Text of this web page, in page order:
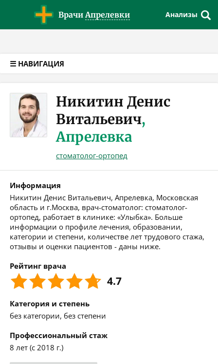
ВрачиАпрелевки Анализы
☰ НАВИГАЦИЯ
Никитин Денис
Витальевич,
Апрелевка
стоматолог-ортопед
Информация
Никитин Денис Витальевич, Апрелевка, Московская
область и г.Москва, врач-стоматолог: стоматолог-
ортопед, работает в клинике: «Улыбка». Больше
информации о профиле лечения, образовании,
категории и степени, количестве лет трудового стажа,
отзывы и оценки пациентов - даны ниже.
Рейтинг врача
4.7
Категория и степень
без категории, без степени
Профессиональный стаж
8 лет (с 2018 г.)